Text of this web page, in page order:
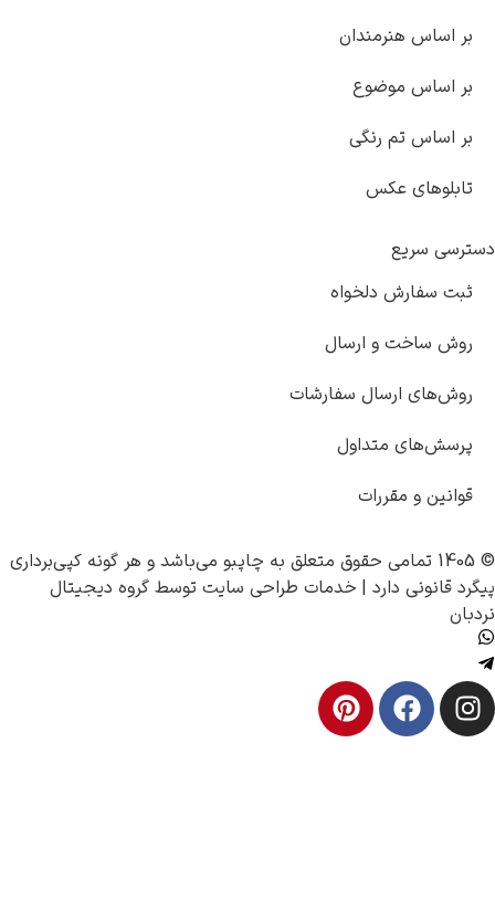
هنرمندان
موضوع
تم رنگی
عکس
دلخواه
و ارسال
ارسال سفارشات
متداول
و مقررات
چاپبومی‌باشد و هر گونه کپی‌برداری
دارد |خدمات طراحی سایتتوسطگروه دیجیتال